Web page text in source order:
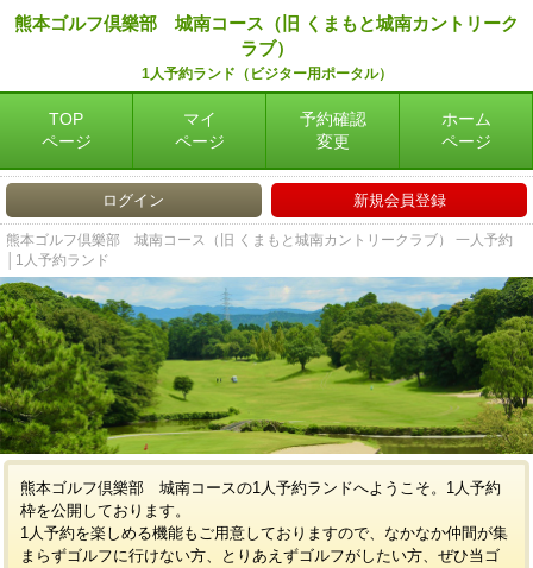
熊本ゴルフ倶樂部 城南コース（旧 くまもと城南カントリーク
ラブ）
1人予約ランド（ビジター用ポータル）
TOP
ページ
マイ
ページ
予約確認
変更
ホーム
ページ
ログイン 新規会員登録
熊本ゴルフ倶樂部 城南コース（旧 くまもと城南カントリークラブ） 一人予約
│1人予約ランド
熊本ゴルフ倶樂部 城南コースの1人予約ランドへようこそ。1人予約
枠を公開しております。
1人予約を楽しめる機能もご用意しておりますので、なかなか仲間が集
まらずゴルフに行けない方、とりあえずゴルフがしたい方、ぜひ当ゴ